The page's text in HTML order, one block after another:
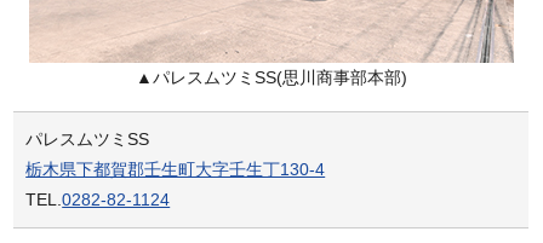
▲パレスムツミSS(思川商事部本部)
パレスムツミSS
栃木県下都賀郡壬生町大字壬生丁130-4
TEL.0282-82-1124